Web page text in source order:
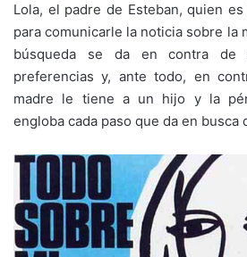
Lola, el padre de Esteban, quien
para comunicarle la noticia sobre la
búsqueda se da en contra de
preferencias y, ante todo, en
madre le tiene a un hijo y la
engloba cada paso que da en busca